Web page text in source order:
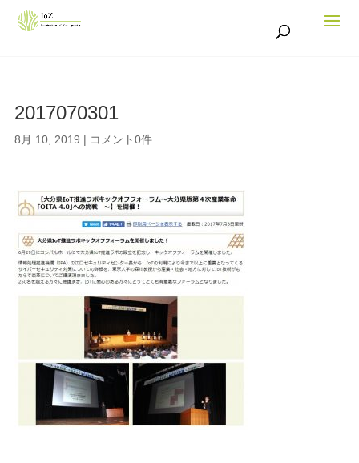
2017070301
8月 10, 2019 | コメント0件